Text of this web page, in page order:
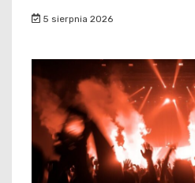
5 sierpnia 2026